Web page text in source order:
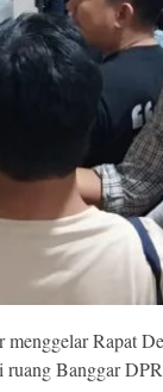
Rapat
Banggar